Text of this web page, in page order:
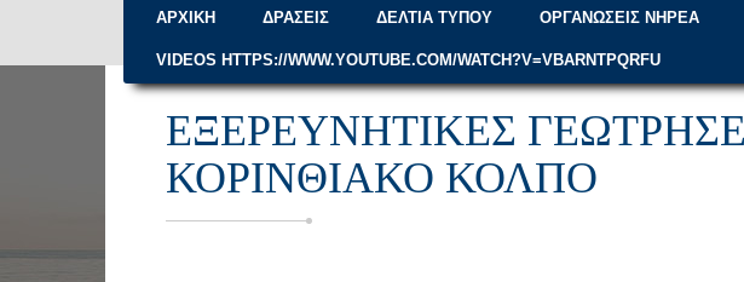
ΑΡΧΙΚΉ ΔΡΆΣΕΙΣ ΔΕΛΤΊΑ ΤΎΠΟΥ ΟΡΓΑΝΏΣΕΙΣ ΝΗΡΈΑ
VIDEOS HTTPS://WWW.YOUTUBE.COM/WATCH?V=VBARNTPQRFU
ΕΞΕΡΕΥΝΗΤΙΚΈΣ
ΚΟΡΙΝΘΙΑΚΌ ΚΌΛΠΟ